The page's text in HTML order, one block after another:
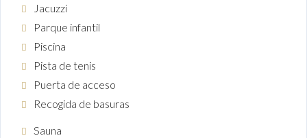
Jacuzzi
Parque infantil
Piscina
Pista de tenis
Puerta de acceso
Recogida de basuras
Sauna